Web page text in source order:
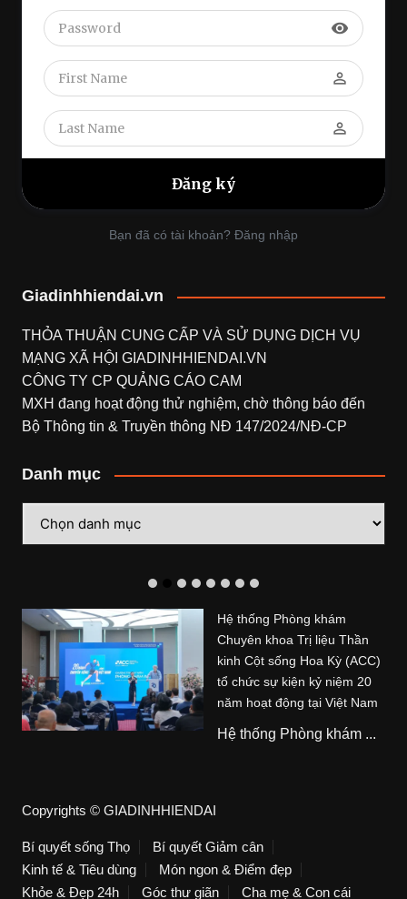
visibility
perm_identity
perm_identity
Bạn đã có tài khoản? Đăng nhập
Giadinhhiendai.vn
THỎA THUẬN CUNG CẤP VÀ SỬ DỤNG DỊCH VỤ
MẠNG XÃ HỘI GIADINHHIENDAI.VN
CÔNG TY CP QUẢNG CÁO CAM
MXH đang hoạt động thử nghiệm, chờ thông báo đến
Bộ Thông tin & Truyền thông NĐ 147/2024/NĐ-CP
Danh mục
mục
Hệ thống Phòng khám
Chuyên khoa Trị liệu Thần
kinh Cột sống Hoa Kỳ (ACC)
tổ chức sự kiện kỷ niệm 20
năm hoạt động tại Việt Nam
Hệ thống Phòng khám ...
Copyrights © GIADINHHIENDAI
Bí quyết sống Thọ
Bí quyết Giảm cân
Kinh tế & Tiêu dùng
Món ngon & Điểm đẹp
Khỏe & Đẹp 24h
Góc thư giãn Cha mẹ & Con cái